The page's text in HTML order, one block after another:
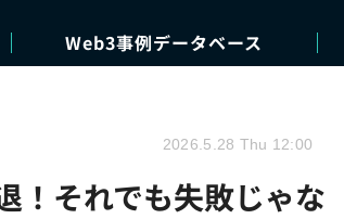
Web3事例データベース
！それでも失敗じゃな
2026.5.28 Thu 12:00